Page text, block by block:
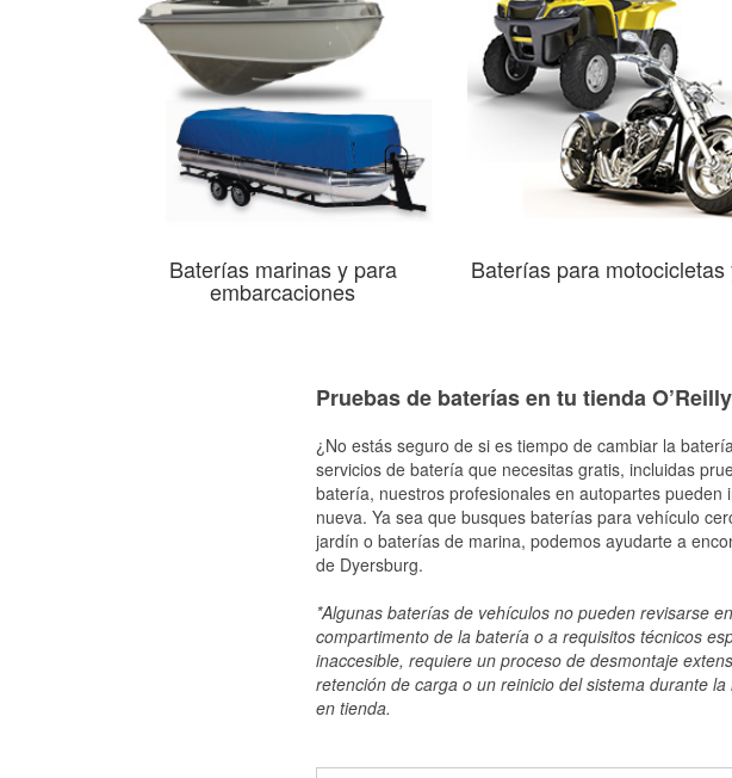
Baterías marinas y para
embarcaciones
Baterías para motocicletas
Pruebas de baterías en tu tienda
¿No estás seguro de si es tiempo de cambiar la
servicios de batería que necesitas gratis, incluidas
batería, nuestros profesionales en autopartes
nueva. Ya sea que busques baterías para vehículo
jardín o baterías de marina, podemos ayudarte a
de Dyersburg.
*Algunas baterías de vehículos no pueden revisarse
compartimento de la batería o a requisitos técnicos
inaccesible, requiere un proceso de desmontaje
retención de carga o un reinicio del sistema durante
en tienda.